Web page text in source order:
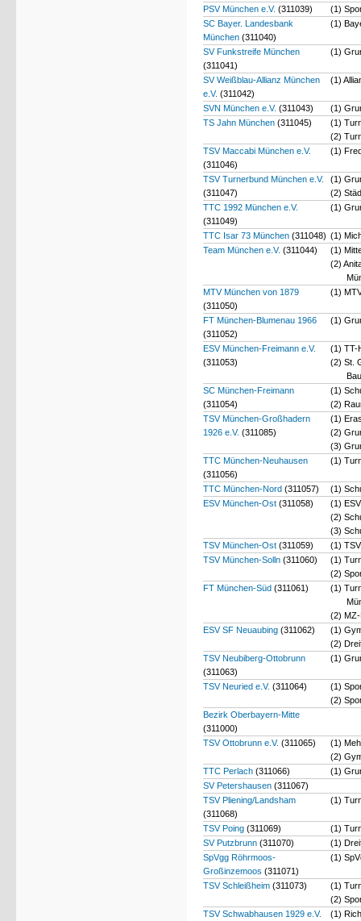
PSV München e.V. (311039)
(1)
SC Bayer. Landesbank
München (311040)
(1)
SV Funkstreife München
(311041)
(1)
SV Weißblau-Allianz München
e.V. (311042)
(1)
SVN München e.V. (311043)
(1)
TS Jahn München (311045)
(1)
(2)
TSV Maccabi München e.V.
(311046)
(1)
TSV Turnerbund München e.V.
(311047)
(1)
(2)
TTC 1992 München e.V.
(311049)
(1)
TTC Isar 73 München (311048) (1)
Team München e.V. (311044)
(1)
(2)
MTV München von 1879
(311050)
(1)
FT München-Blumenau 1966
(311052)
(1)
ESV München-Freimann e.V.
(311053)
(1) TT-
(2) St.
SC München-Freimann
(311054)
(1)
(2)
TSV München-Großhadern
1926 e.V. (311085)
(1)
(2)
(3)
TTC München-Neuhausen
(311056)
(1)
TTC München-Nord (311057)
(1)
ESV München-Ost (311058)
(1)
(2)
(3)
TSV München-Ost (311059)
(1)
TSV München-Solln (311060)
(1)
(2)
FT München-Süd (311061)
(1)
(2)
ESV SF Neuaubing (311062)
(1)
(2)
TSV Neubiberg-Ottobrunn
(311063)
(1)
TSV Neuried e.V. (311064)
(1)
(2)
Bezirk Oberbayern-Mitte
(311000)
TSV Ottobrunn e.V. (311065)
(1)
(2)
TTC Perlach (311066)
(1)
SV Petershausen (311067)
TSV Pliening/Landsham
(311068)
(1)
TSV Poing (311069)
(1)
SV Putzbrunn (311070)
(1)
SpVgg Röhrmoos-
Großinzemoos (311071)
(1)
TSV Schleißheim (311073)
(1)
(2)
TSV Schwabhausen 1929 e.V.
(1)